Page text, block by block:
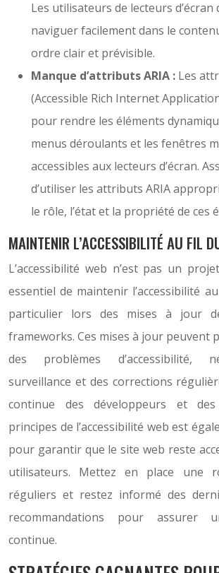
Les utilisateurs de lecteurs
naviguer facilement dans le
ordre clair et prévisible.
Manque d’attributs ARIA : Les
(Accessible Rich Internet
pour rendre les éléments
menus déroulants et les fenêtres
accessibles aux lecteurs d’écran.
d’utiliser les attributs ARIA
le rôle, l’état et la propriété de ces
MAINTENIR L’ACCESSIBILITÉ AU FIL
L’accessibilité web n’est pas un
essentiel de maintenir l’accessibilité
particulier lors des mises à jour
frameworks. Ces mises à jour peuvent
des problèmes d’accessibilité,
surveillance et des corrections
continue des développeurs et
principes de l’accessibilité web est
pour garantir que le site web reste
utilisateurs. Mettez en place une
réguliers et restez informé des
recommandations pour assurer
continue.